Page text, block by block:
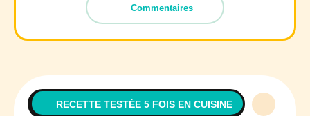
Commentaires
RECETTE TESTÉE 5 FOIS EN CUISINE